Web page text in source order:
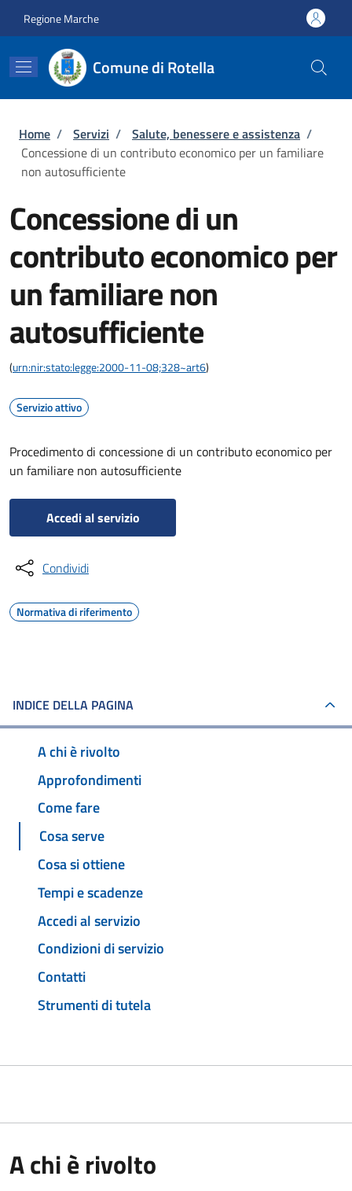
Regione Marche
Comune di Rotella
Briciole di pane
Home / Servizi / Salute, benessere e assistenza /
Concessione di un contributo economico per un familiare
non autosufficiente
Concessione di un
contributo economico per
un familiare non
autosufficiente
(urn:nir:stato:legge:2000-11-08;328~art6)
Servizio attivo
Procedimento di concessione di un contributo economico per
un familiare non autosufficiente
Accedi al servizio
Condividi
Normativa di riferimento
INDICE DELLA PAGINA
A chi è rivolto
Approfondimenti
Come fare
Cosa serve
Cosa si ottiene
Tempi e scadenze
Accedi al servizio
Condizioni di servizio
Contatti
Strumenti di tutela
A chi è rivolto